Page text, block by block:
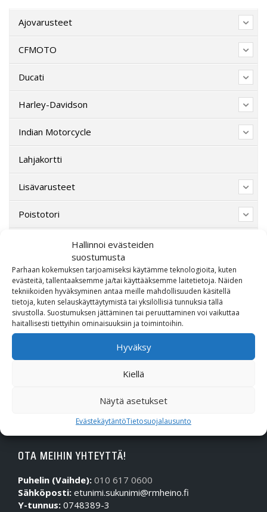
Hallinnoi evästeiden
suostumusta
Parhaan kokemuksen tarjoamiseksi käytämme teknologioita, kuten
evästeitä, tallentaaksemme ja/tai käyttääksemme laitetietoja. Näiden
tekniikoiden hyväksyminen antaa meille mahdollisuuden käsitellä
tietoja, kuten selauskäyttäytymistä tai yksilöllisiä tunnuksia tällä
sivustolla. Suostumuksen jättäminen tai peruuttaminen voi vaikuttaa
haitallisesti tiettyihin ominaisuuksiin ja toimintoihin.
Hyväksy
Kiellä
Näytä asetukset
EvästekäytäntöTietosuojalausunto
Ajovarusteet
CFMOTO
Ducati
Harley-Davidson
Indian Motorcycle
Lahjakortti
Lisävarusteet
Poistotori
Suzuki
SW-Motech
Varaosat/Sekalaiset
OTA MEIHIN YHTEYTTÄ!
Puhelin (Vaihde): 010 617 0600
Sähköposti: etunimi.sukunimi@rmheino.fi
Y-tunnus: 0748389-3